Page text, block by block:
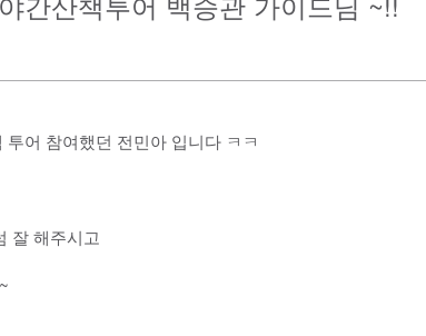
어 참여했던 전민아 입니다 ㅋㅋ
잘 해주시고